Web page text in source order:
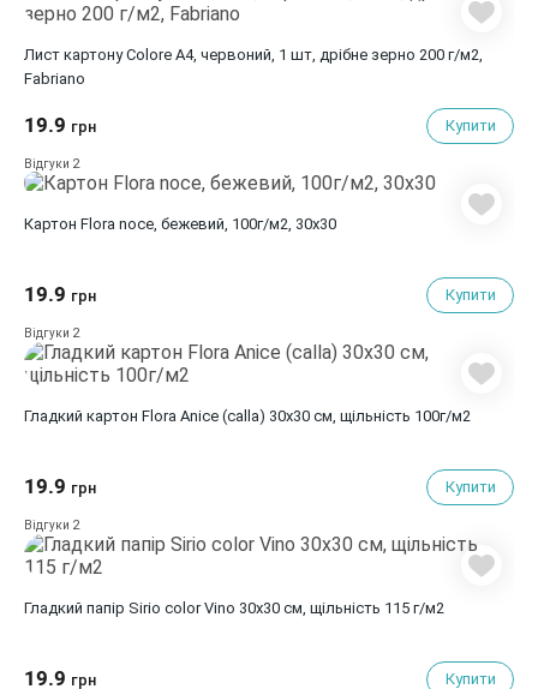
Лист картону Colore A4, червоний, 1 шт, дрібне зерно 200 г/м2,
Fabriano
19.9 грн Купити
Відгуки 2
Картон Flora noce, бежевий, 100г/м2, 30х30
19.9 грн Купити
Відгуки 2
Гладкий картон Flora Anice (calla) 30х30 см, щільність 100г/м2
19.9 грн Купити
Відгуки 2
Гладкий папір Sirio color Vino 30х30 см, щільність 115 г/м2
19.9 грн Купити